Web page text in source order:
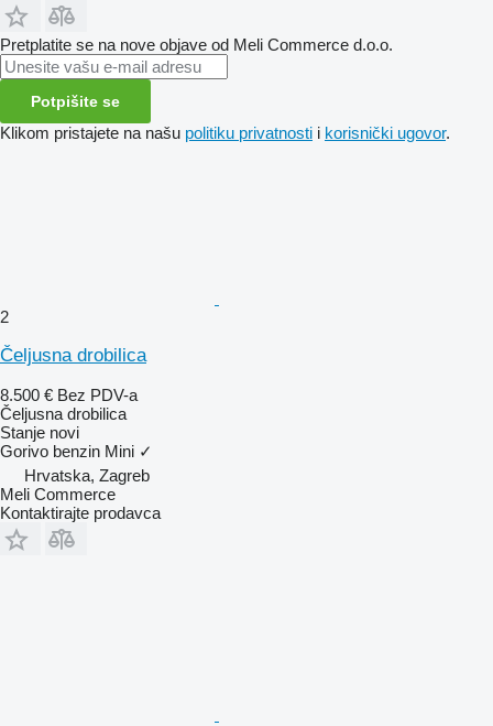
Pretplatite se na nove objave od Meli Commerce d.o.o.
Potpišite se
Klikom pristajete na našu politiku privatnosti i korisnički ugovor.
2
Čeljusna drobilica
8.500 € Bez PDV-a
Čeljusna drobilica
Stanje novi
Gorivo benzin Mini ✓
Hrvatska, Zagreb
Meli Commerce
Kontaktirajte prodavca